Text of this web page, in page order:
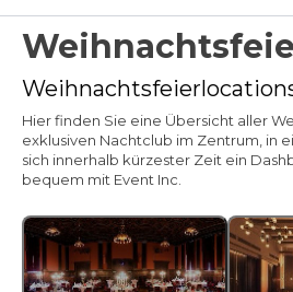
Hier finden Sie eine Übersicht aller
exklusiven Nachtclub im Zentrum, in
sich innerhalb kürzester Zeit ein
bequem mit Event Inc.